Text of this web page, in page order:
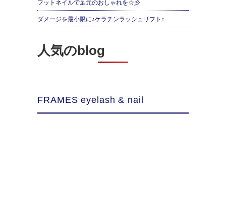
フットネイルで足元のおしゃれを☆彡
ダメージを最小限に♪ケラチンラッシュリフト↑
人気のblog
FRAMES eyelash & nail